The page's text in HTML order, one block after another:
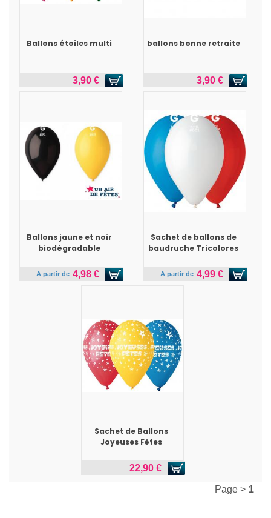
Ballons étoiles multi
3,90 €
ballons bonne retraite
3,90 €
Ballons jaune et noir
biodégradable
A partir de 4,98 €
Sachet de ballons de
baudruche Tricolores
A partir de 4,99 €
Sachet de Ballons
Joyeuses Fêtes
22,90 €
Page > 1